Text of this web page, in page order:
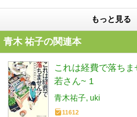
もっと見る
青木 祐子の関連本
これは経費で落ち
若さん~ 1
青木祐子 uki
11612